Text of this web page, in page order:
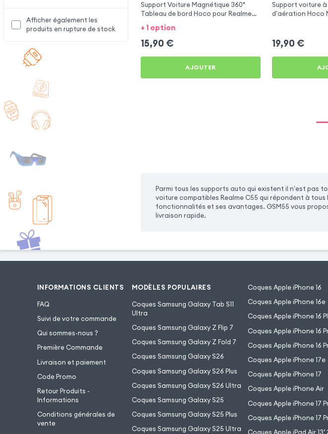
Afficher également les
produits en rupture de stock
Support Voiture Magnétique 360°
Tableau de bord Hoco pour Realme
+ 1 option
15,90 €
AJOUTER
Support voiture
d'aération Hoco
19,90 €
Parmi tous les supports auto qui existent il n'est pas
voiture compatibles Realme C55 qui répondent à
fonctionnalités et ses avantages. GSM55 vous
livraison rapide.
INFORMATIONS CLIENTS
FAQ
Suivi de votre commande
Qui sommes-nous ?
Première Commande
Livraison et paiement
Code Promo
Retour Produits -
Informations
Conditions générales de
vente
MODÈLES POPULAIRES
Coques Samsung Galaxy Tab S11
Ultra
Coques Samsung Galaxy Z Flip 7
Coques Samsung Galaxy Z Fold 7
Coques Samsung Galaxy S26
Coques Samsung Galaxy S26 Plus
Coques Samsung Galaxy S26 Ultra
Coques Samsung Galaxy S25
Coques Samsung Galaxy S25 Plus
Coques Samsung Galaxy S25 Ultra
Coques Apple iPhone 16
Coques Apple iPhone 16e
Coques Apple iPhone 16
Coques Apple iPhone 16
Coques Apple iPhone 16
Coques Apple iPhone 17e
Coques Apple iPhone 17
Coques Apple iPhone Air
Coques Apple iPhone 17
Coques Apple iPhone 17
Coques Apple iPad Air 13’